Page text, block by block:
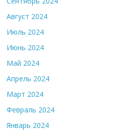
Август 2024
Июль 2024
Июнь 2024
Май 2024
Апрель 2024
Март 2024
Февраль 2024
Январь 2024